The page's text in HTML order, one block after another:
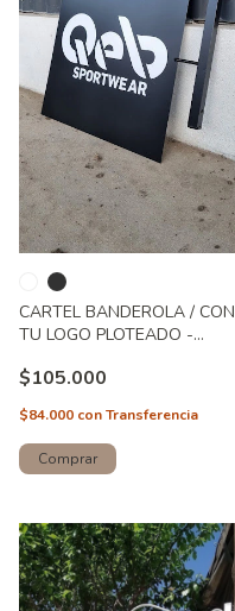
CARTEL BANDEROLA / CON
TU LOGO PLOTEADO -
$105.000
$84.000 conTransferencia
Comprar